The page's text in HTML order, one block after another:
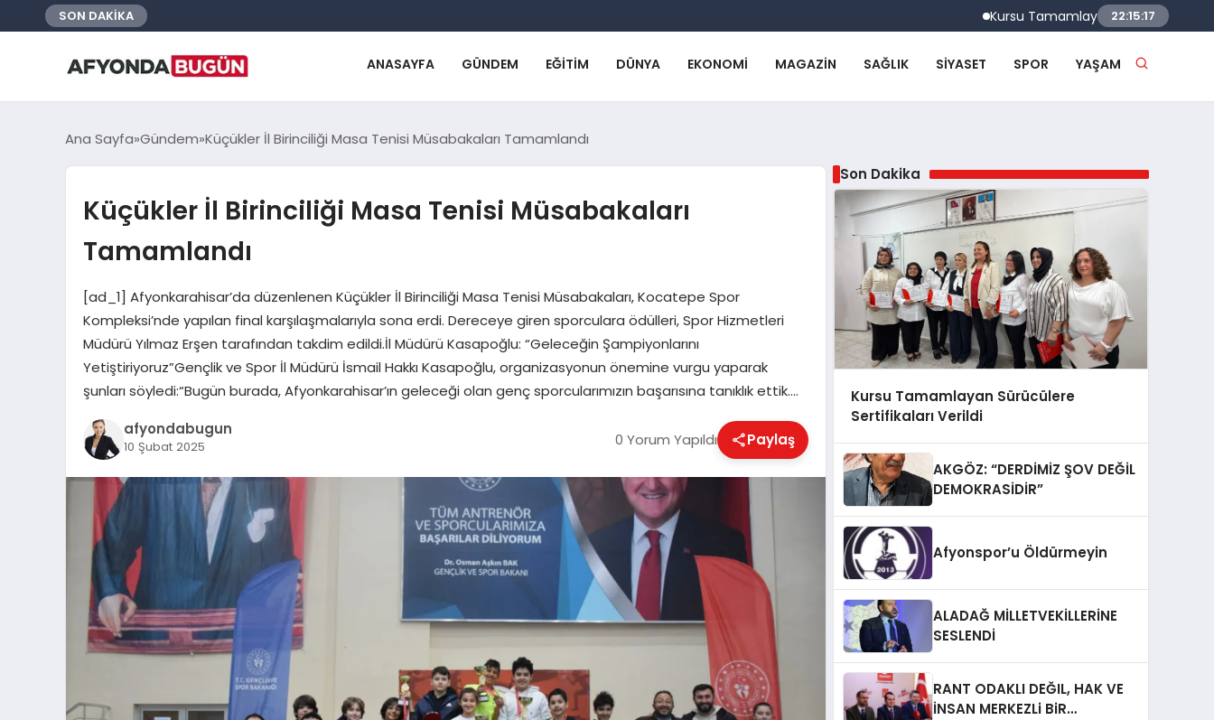
SON DAKİKA Kursu Tamamlayan Sürücülere
22:15:18
ANASAYFA GÜNDEM EĞITIM DÜNYA EKONOMI MAGAZIN SAĞLIK SIYASET SPOR YAŞAM
Ana Sayfa Gündem Küçükler İl Birinciliği Masa Tenisi Müsabakaları Tamamlandı
Küçükler İl Birinciliği Masa Tenisi Müsabakaları
Tamamlandı
[ad_1] Afyonkarahisar’da düzenlenen Küçükler İl Birinciliği Masa Tenisi Müsabakaları, Kocatepe Spor
Kompleksi’nde yapılan final karşılaşmalarıyla sona erdi. Dereceye giren sporculara ödülleri, Spor Hizmetleri
Müdürü Yılmaz Erşen tarafından takdim edildi.İl Müdürü Kasapoğlu: “Geleceğin Şampiyonlarını
Yetiştiriyoruz”Gençlik ve Spor İl Müdürü İsmail Hakkı Kasapoğlu, organizasyonun önemine vurgu yaparak
şunları söyledi:“Bugün burada, Afyonkarahisar’ın geleceği olan genç sporcularımızın başarısına tanıklık ettik….
afyondabugun
10 Şubat 2025 0 Yorum Yapıldı Paylaş
Son Dakika
Kursu Tamamlayan Sürücülere
Sertifikaları Verildi
AKGÖZ: “DERDİMİZ ŞOV DEĞİL
DEMOKRASİDİR”
Afyonspor’u Öldürmeyin
ALADAĞ MİLLETVEKİLLERİNE
SESLENDİ
RANT ODAKLI DEĞIL, HAK VE
İNSAN MERKEZLi BiR